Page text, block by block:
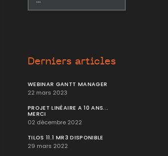
Derniers articles
WEBINAR GANTT MANAGER
22 mars 2023
PROJET LINÉAIRE A 10 ANS...
MERCI
02 décembre 2022
TILOS 11.1 MR3 DISPONIBLE
29 mars 2022